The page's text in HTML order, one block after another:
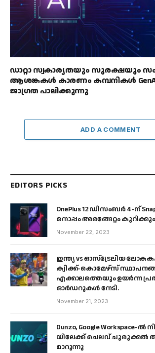
ഡാറ്റാ സ്വകാര്യതയും സുരക്ഷയും
ആശങ്കകൾ കാരണം കമ്പനികൾ
ജാഗ്രത പാലിക്കുന്നു
ADD A COMMENT
EDITORS PICKS
OnePlus 12 ഡിസംബർ 4-ന്
നൊപ്പം അരങ്ങേറ്റം കുറിക്കും
November 22, 2023
ഇന്ത്യ vs ഓസ്‌ട്രേലിയ
ക്വിക്ക്-കൊമേഴ്‌സ്
എക്കാലത്തെയും ഉയർന്ന
ഓർഡറുകൾ നേടി.
November 21, 2023
Dunzo, Google Workspace-ൽ
യിലേക്ക് ചെലവ് ചുരുക്കൽ
മാറുന്നു